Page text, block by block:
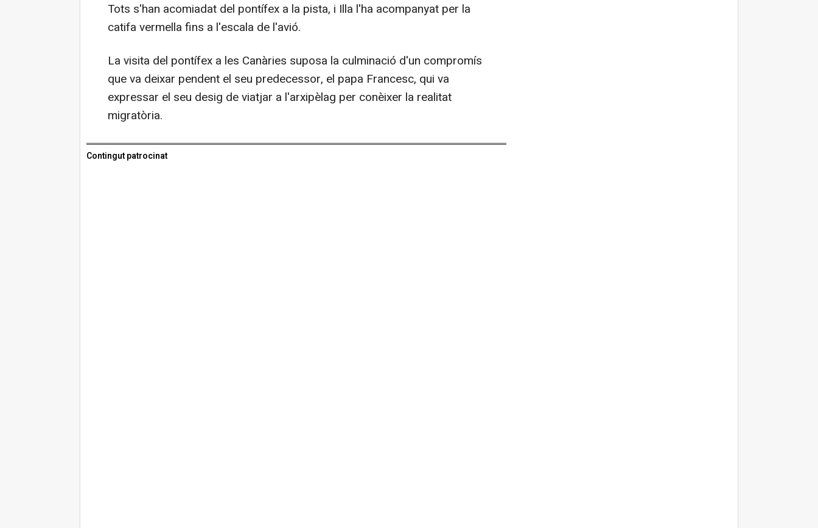
Tots s'han acomiadat del pontífex a la pista, i Illa l'ha acompanyat per la
catifa vermella fins a l'escala de l'avió.
La visita del pontífex a les Canàries suposa la culminació d'un compromís
que va deixar pendent el seu predecessor, el papa Francesc, qui va
expressar el seu desig de viatjar a l'arxipèlag per conèixer la realitat
migratòria.
Contingut patrocinat